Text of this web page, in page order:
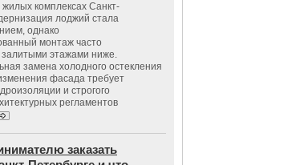
комплексах Санкт-
лоджий стала
однако
монтаж часто
залитыми этажами ниже.
замена холодного остекления
фасада требует
и строгого
регламентов
заказать